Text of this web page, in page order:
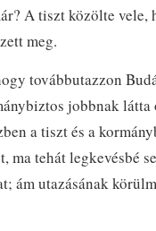
A tiszt közölte
meg.
továbbutazzon
jobbnak
a tiszt és a
tehát legkevésbé
ám utazásának